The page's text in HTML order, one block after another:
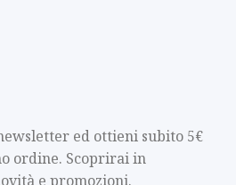
ed ottieni subito 5€
ordine. Scoprirai in
e promozioni.